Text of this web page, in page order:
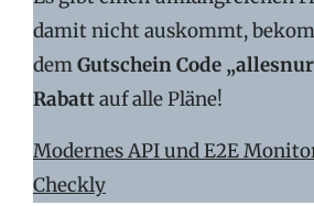
damit nicht auskommt,
demGutschein Code
Rabattauf alle Pläne!
Modernes API und E2E
Checkly